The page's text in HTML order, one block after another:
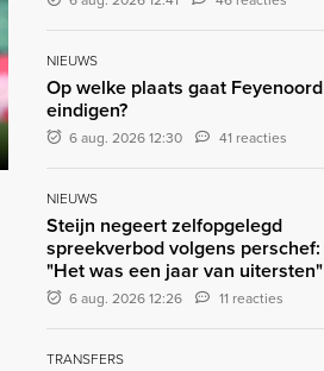
NIEUWS
Op welke plaats gaat Feyenoord
eindigen?
6 aug. 2026 12:30 41 reacties
NIEUWS
Steijn negeert zelfopgelegd
spreekverbod volgens perschef:
"Het was een jaar van uitersten"
6 aug. 2026 12:26 11 reacties
TRANSFERS